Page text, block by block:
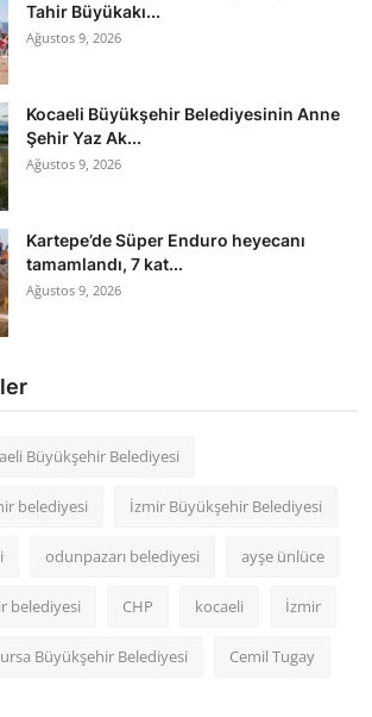
Tahir Büyükakı...
Ağustos 9, 2026
Kocaeli Büyükşehir Belediyesinin Anne
Şehir Yaz Ak...
Ağustos 9, 2026
Kartepe’de Süper Enduro heyecanı
tamamlandı, 7 kat...
Ağustos 9, 2026
Büyükşehir Belediyesi
belediyesi İzmir Büyükşehir Belediyesi
odunpazarı belediyesi ayşe ünlüce
belediyesi CHP kocaeli İzmir
Büyükşehir Belediyesi Cemil Tugay